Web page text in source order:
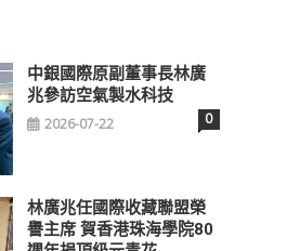
中銀國際原副董事長林廣
兆參訪空氣製水科技
2026-07-22 0
林廣兆任國際收藏聯盟榮
譽主席 賀香港珠海學院80